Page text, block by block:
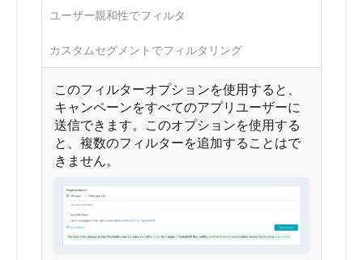
ユーザー親和性でフィルタ
カスタムセグメントでフィルタリング
このフィルターオプションを使用すると、
キャンペーンをすべてのアプリユーザーに
送信できます。このオプションを使用する
と、複数のフィルターを追加することはで
きません。